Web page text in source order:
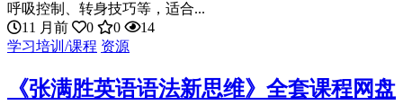
呼吸控制、转身技巧等，适合...
11 月前
0 0
14
学习培训/课程 资源
《张满胜英语语法新思维》全套课程网盘